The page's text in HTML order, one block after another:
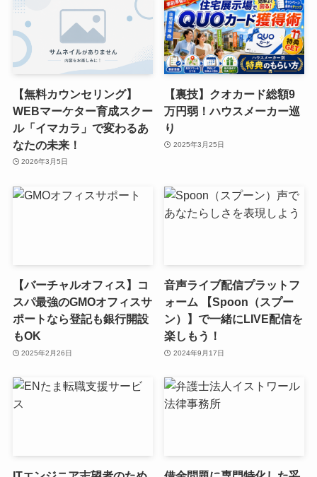
【無料カウンセリング】
WEBマーケター育成スクー
ル「イマカラ」で変わるあ
なたの未来！
2026年3月5日
【裏技】クオカード総額9
万円弱！ハウスメーカー巡
り
2025年3月25日
【バーチャルオフィス】コ
スパ最強のGMOオフィスサ
ポートなら登記も銀行開設
もOK
2025年2月26日
音声ライブ配信プラットフ
ォーム 【Spoon（スプー
ン）】で一緒にLIVE配信を
楽しもう！
2024年9月17日